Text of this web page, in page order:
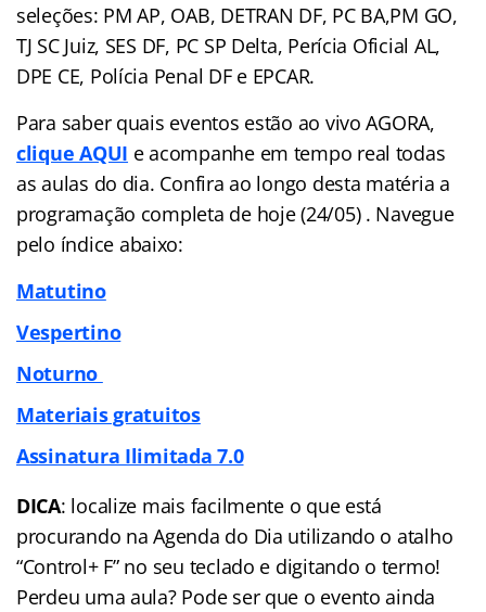
seleções: PM AP, OAB, DETRAN DF, PC BA,PM GO,
TJ SC Juiz, SES DF, PC SP Delta, Perícia Oficial AL,
DPE CE, Polícia Penal DF e EPCAR.
Para saber quais eventos estão ao vivo AGORA,
clique AQUI e acompanhe em tempo real todas
as aulas do dia. Confira ao longo desta matéria a
programação completa de hoje (24/05) . Navegue
pelo índice abaixo:
Matutino
Vespertino
Noturno
Materiais gratuitos
Assinatura Ilimitada 7.0
DICA: localize mais facilmente o que está
procurando na Agenda do Dia utilizando o atalho
“Control+ F” no seu teclado e digitando o termo!
Perdeu uma aula? Pode ser que o evento ainda